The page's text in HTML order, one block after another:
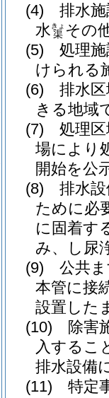
(4)
排水
水 渠
きょ その
(5)
処理
けられる
(6)
排水
きる地域
(7)
処理
場により
開始を公
(8)
排水
ために必
に固着す
み、し尿
(9)
公共
本管に接
設置した
(10)
除害
入するこ
排水設備
(11)
特定